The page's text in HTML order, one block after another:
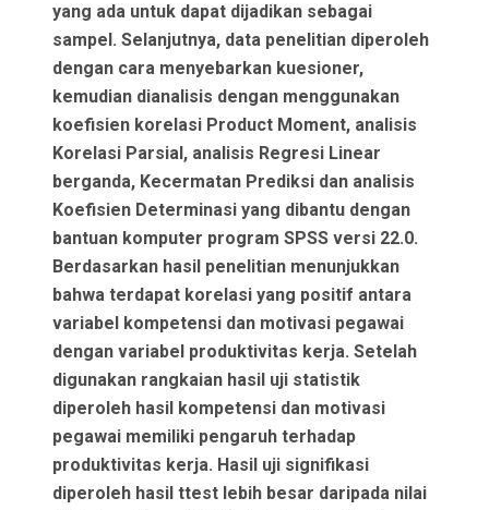
yang ada untuk dapat dijadikan sebagai
sampel. Selanjutnya, data penelitian diperoleh
dengan cara menyebarkan kuesioner,
kemudian dianalisis dengan menggunakan
koefisien korelasi Product Moment, analisis
Korelasi Parsial, analisis Regresi Linear
berganda, Kecermatan Prediksi dan analisis
Koefisien Determinasi yang dibantu dengan
bantuan komputer program SPSS versi 22.0.
Berdasarkan hasil penelitian menunjukkan
bahwa terdapat korelasi yang positif antara
variabel kompetensi dan motivasi pegawai
dengan variabel produktivitas kerja. Setelah
digunakan rangkaian hasil uji statistik
diperoleh hasil kompetensi dan motivasi
pegawai memiliki pengaruh terhadap
produktivitas kerja. Hasil uji signifikasi
diperoleh hasil ttest lebih besar daripada nilai